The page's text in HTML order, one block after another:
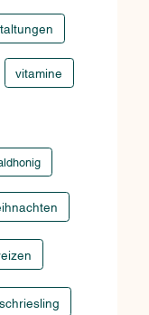
vitamine